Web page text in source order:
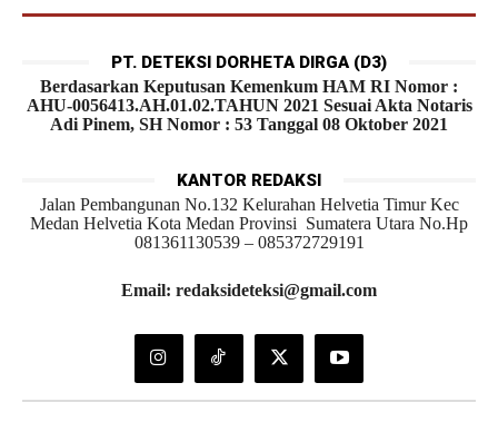
PT. DETEKSI DORHETA DIRGA (D3)
Berdasarkan Keputusan Kemenkum HAM RI Nomor :
AHU-0056413.AH.01.02.TAHUN 2021 Sesuai Akta Notaris
Adi Pinem, SH Nomor : 53 Tanggal 08 Oktober 2021
KANTOR REDAKSI
Jalan Pembangunan No.132 Kelurahan Helvetia Timur Kec
Medan Helvetia Kota Medan Provinsi Sumatera Utara No.Hp
081361130539 – 085372729191
Email: redaksideteksi@gmail.com